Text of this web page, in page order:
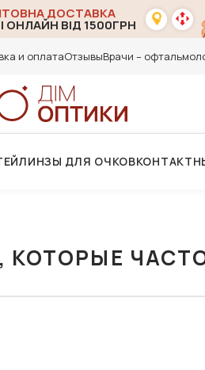
ДОСТАВКА
ОНЛАЙН ВІД 1500ГРН
и оплатаОтзывыВрачи –
ЛИНЗЫ ДЛЯ ОЧКОВ
КОТОРЫЕ